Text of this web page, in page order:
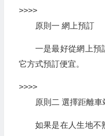
>>>>
原則一 網上預訂
一是最好從網上預
它方式預訂便宜。
>>>>
原則二 選擇距離
如果是在人生地不